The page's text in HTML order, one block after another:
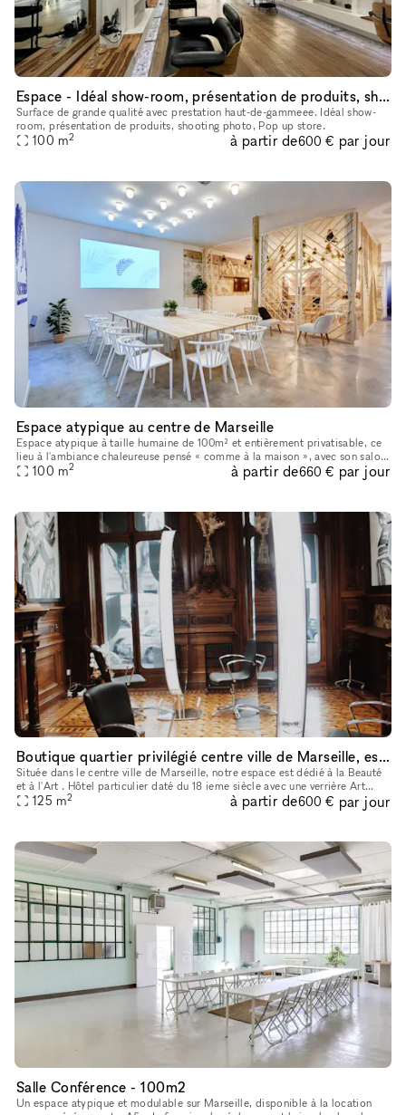
Espace - Idéal show-room, présentation de produits, shooting photo, Pop up store
Surface de grande qualité avec prestation haut-de-gammeee. Idéal show-
room, présentation de produits, shooting photo, Pop up store.
100 m2 à partir de600 € par jour
Espace atypique au centre de Marseille
Espace atypique à taille humaine de 100m² et entièrement privatisable, ce
lieu à l'ambiance chaleureuse pensé « comme à la maison », avec son salon,
sa salle à manger et une cuisine équipée, se prête
100 m2 à partir de660 € par jour
Boutique quartier privilégié centre ville de Marseille, espace atypique .
Située dans le centre ville de Marseille, notre espace est dédié à la Beauté
et à l'Art . Hôtel particulier daté du 18 ieme siècle avec une verrière Art
Déco, nous proposons à la fois un espace pour
125 m2 à partir de600 € par jour
Salle Conférence - 100m2
Un espace atypique et modulable sur Marseille, disponible à la location